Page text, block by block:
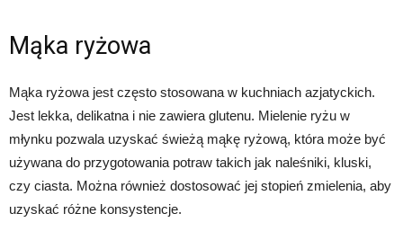
Mąka ryżowa
Mąka ryżowa jest często stosowana w kuchniach azjatyckich.
Jest lekka, delikatna i nie zawiera glutenu. Mielenie ryżu w
młynku pozwala uzyskać świeżą mąkę ryżową, która może być
używana do przygotowania potraw takich jak naleśniki, kluski,
czy ciasta. Można również dostosować jej stopień zmielenia, aby
uzyskać różne konsystencje.